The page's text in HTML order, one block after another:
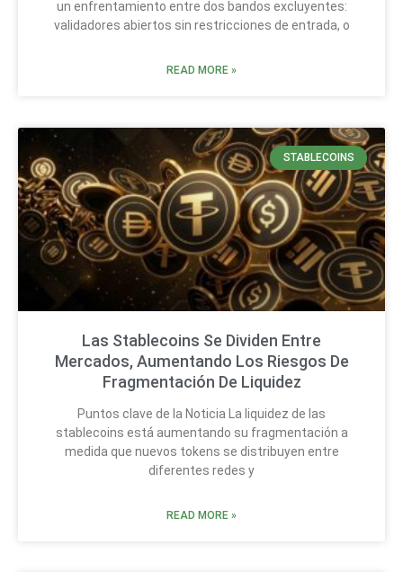
un enfrentamiento entre dos bandos excluyentes:
validadores abiertos sin restricciones de entrada, o
READ MORE »
STABLECOINS
Las Stablecoins Se Dividen Entre
Mercados, Aumentando Los Riesgos De
Fragmentación De Liquidez
Puntos clave de la Noticia La liquidez de las
stablecoins está aumentando su fragmentación a
medida que nuevos tokens se distribuyen entre
diferentes redes y
READ MORE »